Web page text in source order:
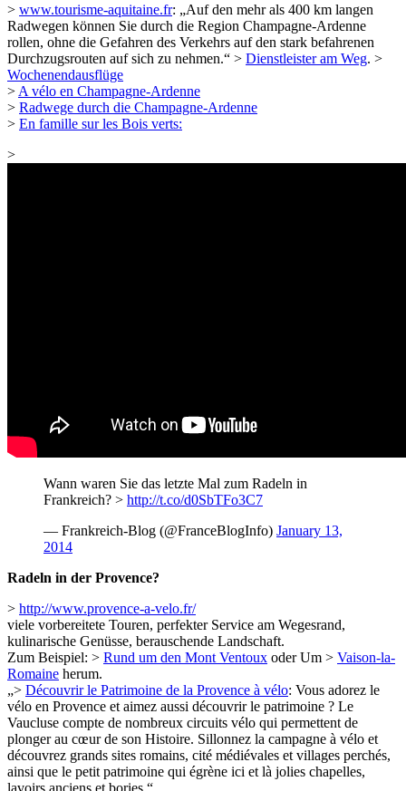
> www.tourisme-aquitaine.fr: „Auf den mehr als 400 km langen
Radwegen können Sie durch die Region Champagne-Ardenne
rollen, ohne die Gefahren des Verkehrs auf den stark befahrenen
Durchzugsrouten auf sich zu nehmen.“ > Dienstleister am Weg. >
Wochenendausflüge
> A vélo en Champagne-Ardenne
> Radwege durch die Champagne-Ardenne
> En famille sur les Bois verts:
>
Wann waren Sie das letzte Mal zum Radeln in
Frankreich? > http://t.co/d0SbTFo3C7
— Frankreich-Blog (@FranceBlogInfo) January 13,
2014
Radeln in der Provence?
> http://www.provence-a-velo.fr/
viele vorbereitete Touren, perfekter Service am Wegesrand,
kulinarische Genüsse, berauschende Landschaft.
Zum Beispiel: > Rund um den Mont Ventoux oder Um > Vaison-la-
Romaine herum.
„> Découvrir le Patrimoine de la Provence à vélo: Vous adorez le
vélo en Provence et aimez aussi découvrir le patrimoine ? Le
Vaucluse compte de nombreux circuits vélo qui permettent de
plonger au cœur de son Histoire. Sillonnez la campagne à vélo et
découvrez grands sites romains, cité médiévales et villages perchés,
ainsi que le petit patrimoine qui égrène ici et là jolies chapelles,
lavoirs anciens et bories.“